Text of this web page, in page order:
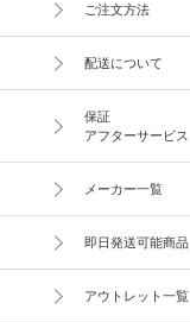
ご注文方法
配送について
保証
アフターサービス
メーカー一覧
即日発送可能商品
アウトレット一覧